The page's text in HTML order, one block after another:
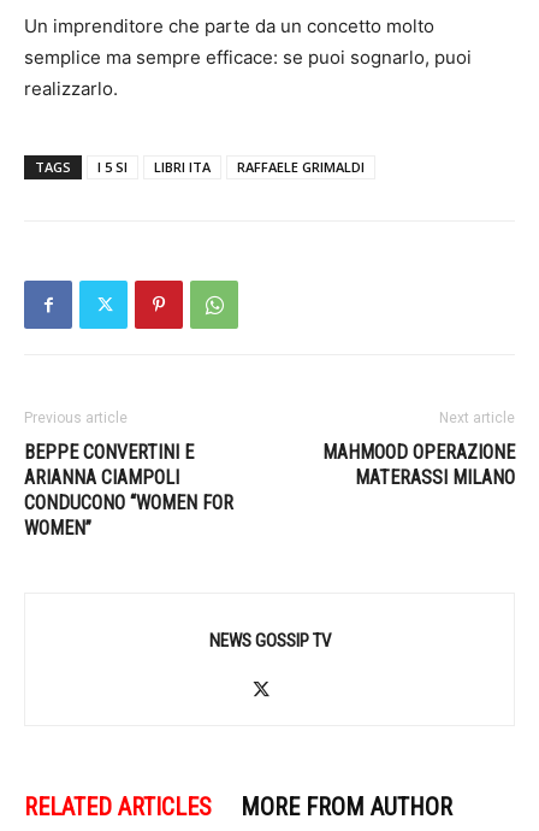
Un imprenditore che parte da un concetto molto
semplice ma sempre efficace: se puoi sognarlo, puoi
realizzarlo.
TAGS I 5 SI LIBRI ITA RAFFAELE GRIMALDI
Previous article
BEPPE CONVERTINI E
ARIANNA CIAMPOLI
CONDUCONO “WOMEN FOR
WOMEN”
Next article
MAHMOOD OPERAZIONE
MATERASSI MILANO
NEWS GOSSIP TV
RELATED ARTICLES MORE FROM AUTHOR